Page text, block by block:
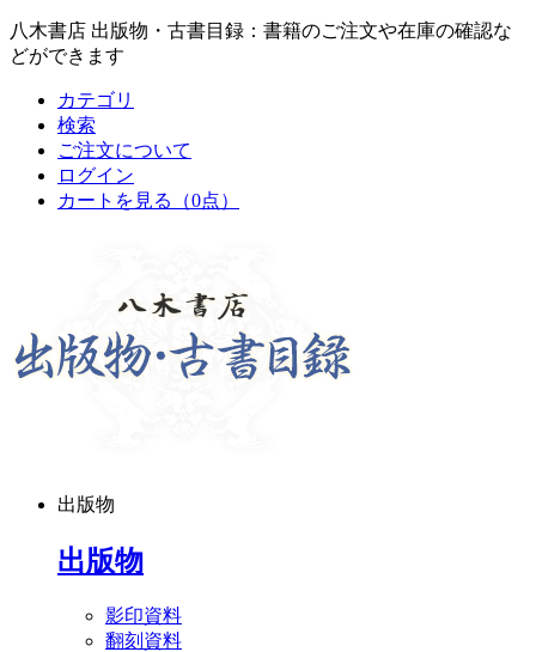
八木書店 出版物・古書目録：書籍のご注文や在庫の確認な
どができます
カテゴリ
検索
ご注文について
ログイン
カートを見る
（0点）
出版物
出版物
影印資料
翻刻資料